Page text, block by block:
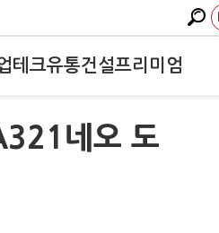
테크유통건설프리미엄
네오 도